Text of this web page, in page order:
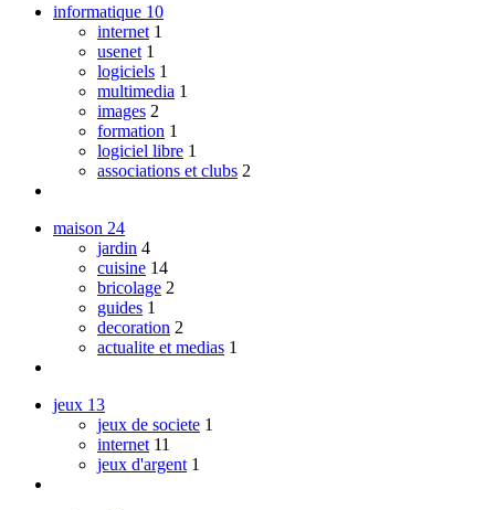
informatique 10
internet 1
usenet 1
logiciels 1
multimedia 1
images 2
formation 1
logiciel libre 1
associations et clubs 2
maison 24
jardin 4
cuisine 14
bricolage 2
guides 1
decoration 2
actualite et medias 1
jeux 13
jeux de societe 1
internet 11
jeux d'argent 1